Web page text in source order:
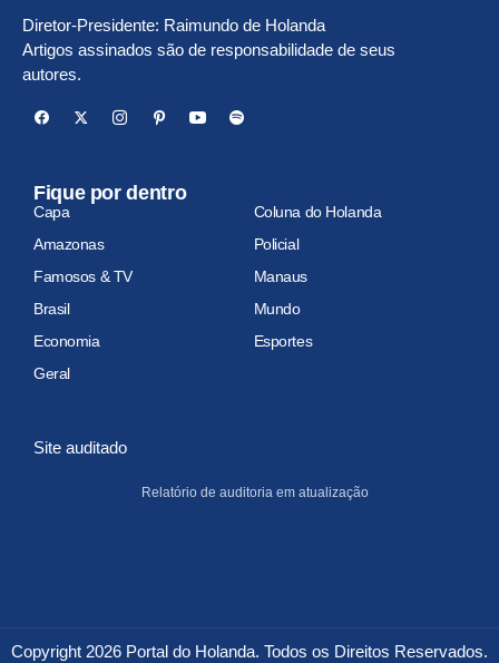
Diretor-Presidente: Raimundo de Holanda
Artigos assinados são de responsabilidade de seus
autores.
Fique por dentro
Capa
Coluna do Holanda
Amazonas
Policial
Famosos & TV
Manaus
Brasil
Mundo
Economia
Esportes
Geral
Site auditado
Relatório de auditoria em atualização
Copyright 2026 Portal do Holanda. Todos os Direitos Reservados.